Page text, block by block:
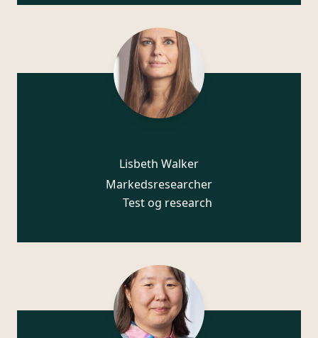
Lisbeth Walker
Markedsresearcher
Test og research